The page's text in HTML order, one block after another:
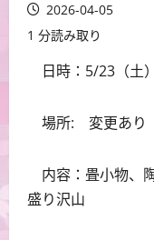
2026-04-05
1 分読み取り
日時：5/23（土
場所: 変更あり
内容：畳小物、
盛り沢山